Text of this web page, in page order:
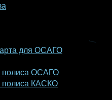
для ОСАГО
ОСАГО
КАСКО